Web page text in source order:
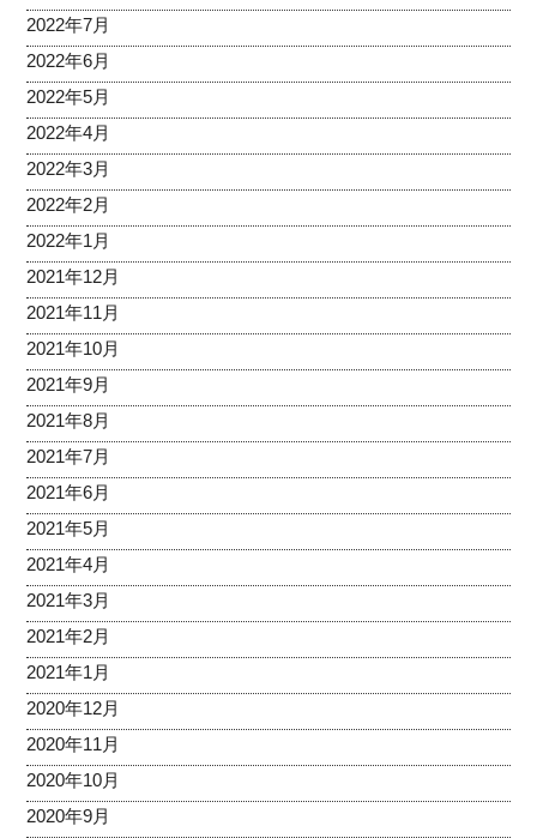
2022年7月
2022年6月
2022年5月
2022年4月
2022年3月
2022年2月
2022年1月
2021年12月
2021年11月
2021年10月
2021年9月
2021年8月
2021年7月
2021年6月
2021年5月
2021年4月
2021年3月
2021年2月
2021年1月
2020年12月
2020年11月
2020年10月
2020年9月